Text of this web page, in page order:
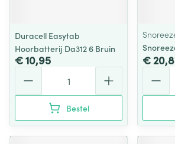
Duracell Easytab
Hoorbatterij Da312 6 Bruin
€ 10,95
Bestel
€